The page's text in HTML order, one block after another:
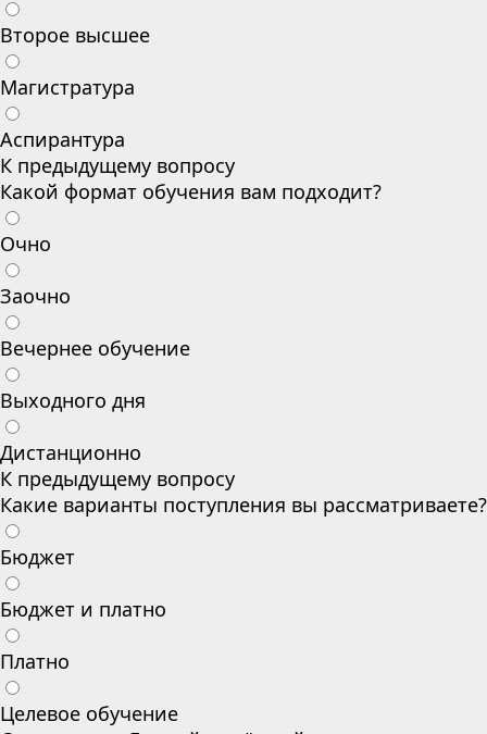
Второе высшее
Магистратура
Аспирантура
К предыдущему вопросу
Какой формат обучения вам подходит?
Очно
Заочно
Вечернее обучение
Выходного дня
Дистанционно
К предыдущему вопросу
Какие варианты поступления вы рассматриваете?
Бюджет
Бюджет и платно
Платно
Целевое обучение